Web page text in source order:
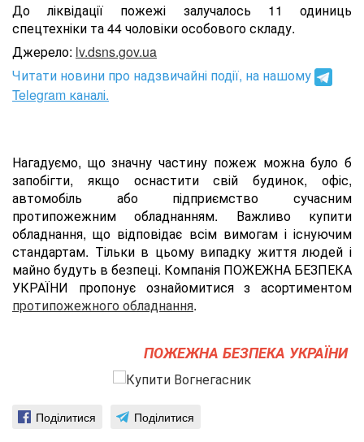
До ліквідації пожежі залучалось 11 одиниць
спецтехніки та 44 чоловіки особового складу.
Джерело: lv.dsns.gov.ua
Читати новини про надзвичайні події, на нашому
Telegram каналі.
Нагадуємо, що значну частину пожеж можна було б
запобігти, якщо оснастити свій будинок, офіс,
автомобіль або підприємство сучасним
протипожежним обладнанням. Важливо купити
обладнання, що відповідає всім вимогам і існуючим
стандартам. Тільки в цьому випадку життя людей і
майно будуть в безпеці. Компанія ПОЖЕЖНА БЕЗПЕКА
УКРАЇНИ пропонує ознайомитися з асортиментом
протипожежного обладнання.
ПОЖЕЖНА БЕЗПЕКА УКРАЇНИ
Поділитися Поділитися